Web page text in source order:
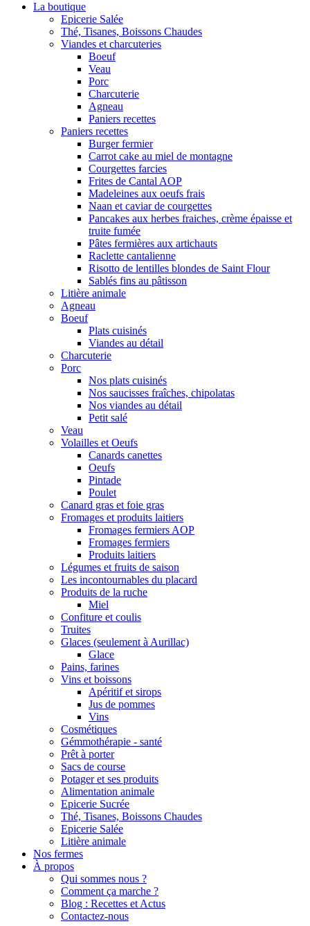
La boutique
Epicerie Salée
Thé, Tisanes, Boissons Chaudes
Viandes et charcuteries
Boeuf
Veau
Porc
Charcuterie
Agneau
Paniers recettes
Paniers recettes
Burger fermier
Carrot cake au miel de montagne
Courgettes farcies
Frites de Cantal AOP
Madeleines aux oeufs frais
Naan et caviar de courgettes
Pancakes aux herbes fraiches, crème épaisse et
truite fumée
Pâtes fermières aux artichauts
Raclette cantalienne
Risotto de lentilles blondes de Saint Flour
Sablés fins au pâtisson
Litière animale
Agneau
Boeuf
Plats cuisinés
Viandes au détail
Charcuterie
Porc
Nos plats cuisinés
Nos saucisses fraîches, chipolatas
Nos viandes au détail
Petit salé
Veau
Volailles et Oeufs
Canards canettes
Oeufs
Pintade
Poulet
Canard gras et foie gras
Fromages et produits laitiers
Fromages fermiers AOP
Fromages fermiers
Produits laitiers
Légumes et fruits de saison
Les incontournables du placard
Produits de la ruche
Miel
Confiture et coulis
Truites
Glaces (seulement à Aurillac)
Glace
Pains, farines
Vins et boissons
Apéritif et sirops
Jus de pommes
Vins
Cosmétiques
Gémmothérapie - santé
Prêt à porter
Sacs de course
Potager et ses produits
Alimentation animale
Epicerie Sucrée
Thé, Tisanes, Boissons Chaudes
Epicerie Salée
Litière animale
Nos fermes
À propos
Qui sommes nous ?
Comment ça marche ?
Blog : Recettes et Actus
Contactez-nous